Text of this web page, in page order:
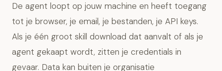
De agent loopt op jouw machine en heeft toegang
tot je browser, je email, je bestanden, je API keys.
Als je één groot skill download dat aanvalt of als je
agent gekaapt wordt, zitten je credentials in
gevaar. Data kan buiten je organisatie